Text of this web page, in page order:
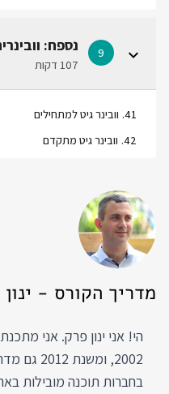
9 נספח:
107 דקות
41
. וובינר גיט למתחילים
42
. וובינר גיט מתקדם
מדריך הקורס -
הי! אני ינון פרק. אני
2002,